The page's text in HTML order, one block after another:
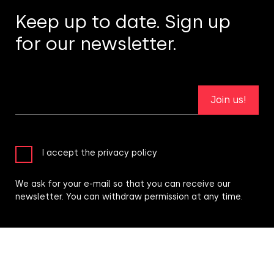
Keep up to date. Sign up
for our newsletter.
Join us!
I accept the privacy policy
We ask for your e-mail so that you can receive our
newsletter. You can withdraw permission at any time.